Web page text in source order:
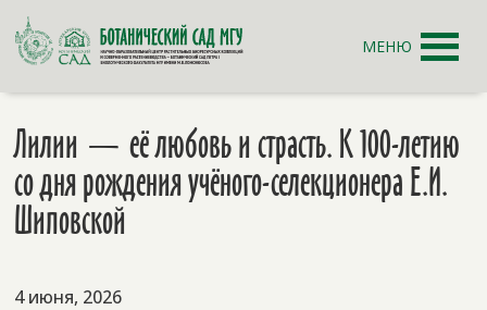
МЕНЮ
Лилии — её любовь и страсть. К 100-летию
со дня рождения учёного-селекционера Е.И.
Шиповской
4 июня, 2026